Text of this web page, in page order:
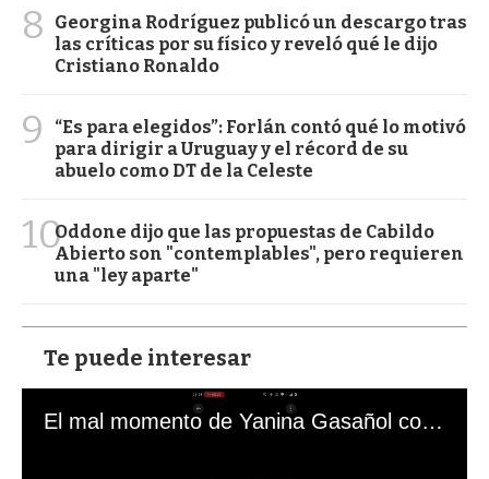
8
Georgina Rodríguez publicó un descargo tras
las críticas por su físico y reveló qué le dijo
Cristiano Ronaldo
9
“Es para elegidos”: Forlán contó qué lo motivó
para dirigir a Uruguay y el récord de su
abuelo como DT de la Celeste
10Oddone dijo que las propuestas de Cabildo
Abierto son "contemplables", pero requieren
una "ley aparte"
Te puede interesar
El mal momento de Yanina Gasañol con un hincha argentino en "Subrayado"